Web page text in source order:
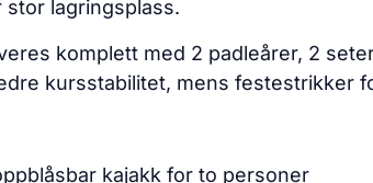
stor lagringsplass.
komplett med 2 padleårer, 2
kursstabilitet, mens festestrikker
kajakk for to personer